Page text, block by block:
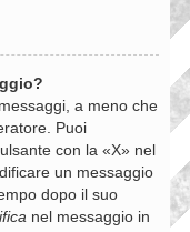
a meno che
Puoi
con la «X» nel
un messaggio
dopo il suo
nel messaggio in